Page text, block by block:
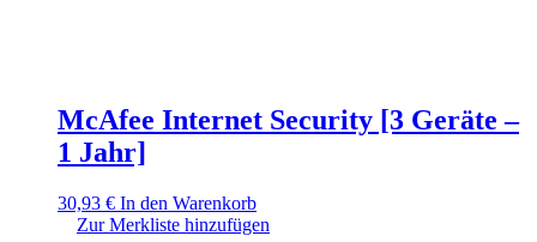
McAfee Internet Security [3 Geräte –
1 Jahr]
30,93 € In den Warenkorb
Zur Merkliste hinzufügen